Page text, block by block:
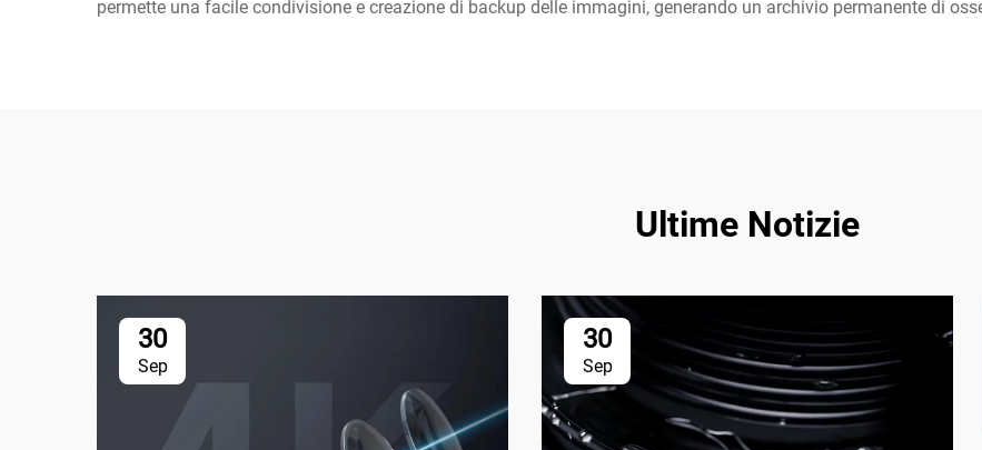
permette una facile condivisione e creazione di backup delle immagini, generando un archivio permanente di
Ultime Notizie
30
Sep
30
Sep